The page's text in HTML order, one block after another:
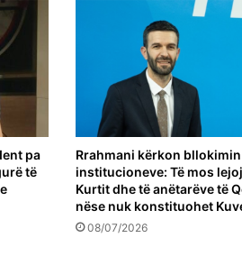
pa
të
Rrahmani kërkon bllokimin
institucioneve: Të mos
Kurtit dhe të anëtarëve të
nëse nuk konstituohet
08/07/2026